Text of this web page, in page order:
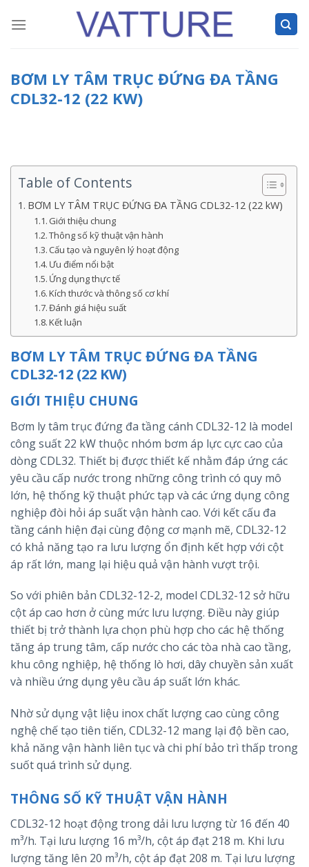
BƠM LY TÂM TRỤC ĐỨNG ĐA TẦNG
CDL32-12 (22 KW)
Table of Contents
BƠM LY TÂM TRỤC ĐỨNG ĐA TẦNG CDL32-12 (22 kW)
Giới thiệu chung
Thông số kỹ thuật vận hành
Cấu tạo và nguyên lý hoạt động
Ưu điểm nổi bật
Ứng dụng thực tế
Kích thước và thông số cơ khí
Đánh giá hiệu suất
Kết luận
BƠM LY TÂM TRỤC ĐỨNG ĐA TẦNG
CDL32-12 (22 KW)
GIỚI THIỆU CHUNG
Bơm ly tâm trục đứng đa tầng cánh CDL32-12 là model
công suất 22 kW thuộc nhóm bơm áp lực cực cao của
dòng CDL32. Thiết bị được thiết kế nhằm đáp ứng các
yêu cầu cấp nước trong những công trình có quy mô
lớn, hệ thống kỹ thuật phức tạp và các ứng dụng công
nghiệp đòi hỏi áp suất vận hành cao. Với kết cấu đa
tầng cánh hiện đại cùng động cơ mạnh mẽ, CDL32-12
có khả năng tạo ra lưu lượng ổn định kết hợp với cột
áp rất lớn, mang lại hiệu quả vận hành vượt trội.
So với phiên bản CDL32-12-2, model CDL32-12 sở hữu
cột áp cao hơn ở cùng mức lưu lượng. Điều này giúp
thiết bị trở thành lựa chọn phù hợp cho các hệ thống
tăng áp trung tâm, cấp nước cho các tòa nhà cao tầng,
khu công nghiệp, hệ thống lò hơi, dây chuyền sản xuất
và nhiều ứng dụng yêu cầu áp suất lớn khác.
Nhờ sử dụng vật liệu inox chất lượng cao cùng công
nghệ chế tạo tiên tiến, CDL32-12 mang lại độ bền cao,
khả năng vận hành liên tục và chi phí bảo trì thấp trong
suốt quá trình sử dụng.
THÔNG SỐ KỸ THUẬT VẬN HÀNH
CDL32-12 hoạt động trong dải lưu lượng từ 16 đến 40
m³/h. Tại lưu lượng 16 m³/h, cột áp đạt 218 m. Khi lưu
lượng tăng lên 20 m³/h, cột áp đạt 208 m. Tại lưu lượng